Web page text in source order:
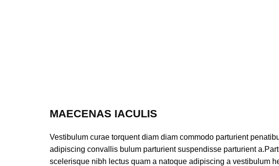
MAECENAS IACULIS
Vestibulum curae torquent diam diam commodo parturient
adipiscing convallis bulum parturient suspendisse parturient
scelerisque nibh lectus quam a natoque adipiscing a vestibulum